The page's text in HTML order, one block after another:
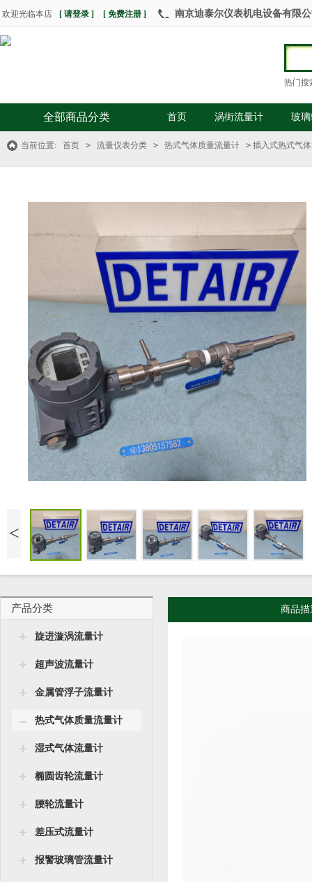
欢迎光临本店 [ 请登录 ] [ 免费注册 ] 南京迪泰尔仪表机电设备有限
热门搜
全部商品分类 首页 涡街流量计 玻
当前位置: 首页 > 流量仪表分类 > 热式气体质量流量计 > 插入式热式气
<
产品分类
旋进漩涡流量计
超声波流量计
金属管浮子流量计
热式气体质量流量计
湿式气体流量计
椭圆齿轮流量计
腰轮流量计
差压式流量计
报警玻璃管流量计
商品描